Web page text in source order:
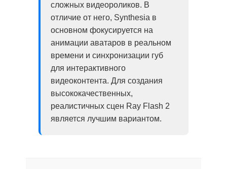
сложных видеороликов. В
отличие от него, Synthesia в
основном фокусируется на
анимации аватаров в реальном
времени и синхронизации губ
для интерактивного
видеоконтента. Для создания
высококачественных,
реалистичных сцен Ray Flash 2
является лучшим вариантом.